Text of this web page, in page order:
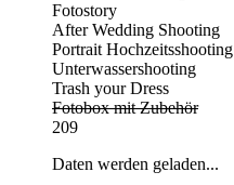
Fotostory
After Wedding Shooting
Portrait Hochzeitsshooting
Unterwassershooting
Trash your Dress
Fotobox mit Zubehör
209
Daten werden geladen...